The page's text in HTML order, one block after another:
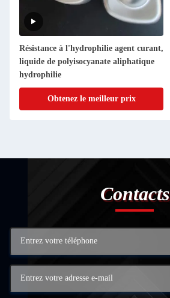
Résistance à l'hydrophilie agent curant,
liquide de polyisocyanate aliphatique
hydrophilie
Obtenez le meilleur prix
Contacts